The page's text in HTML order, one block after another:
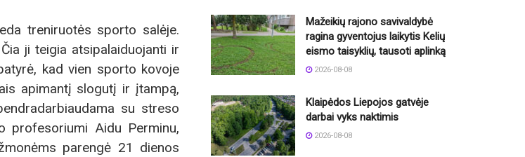
treniruotės sporto salėje.
ji teigia atsipalaiduojanti ir
kad vien sporto kovoje
apimantį slogutį ir įtampą,
su streso
profesoriumi Aidu Perminu,
parengė 21 dienos
Mažeikių rajono savivaldybė
ragina gyventojus laikytis Kelių
eismo taisyklių, tausoti aplinką
2026-08-08
Klaipėdos Liepojos gatvėje
darbai vyks naktimis
2026-08-08